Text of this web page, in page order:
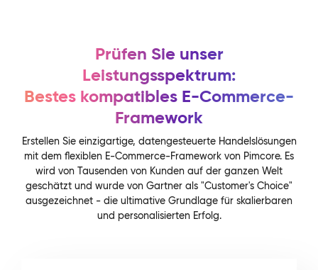
Prüfen Sie unser
Leistungsspektrum:
Bestes kompatibles E-Commerce-
Framework
Erstellen Sie einzigartige, datengesteuerte Handelslösungen
mit dem flexiblen E-Commerce-Framework von Pimcore. Es
wird von Tausenden von Kunden auf der ganzen Welt
geschätzt und wurde von Gartner als "Customer's Choice"
ausgezeichnet - die ultimative Grundlage für skalierbaren
und personalisierten Erfolg.